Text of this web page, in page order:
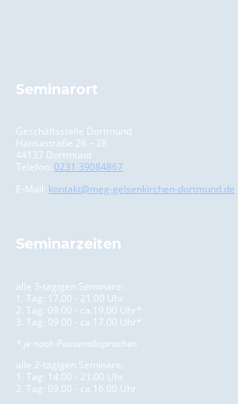
Seminarort
Geschäftsstelle Dortmund
Hansastraße 26 – 28
44137 Dortmund
Telefon: 0231 39084867
E-Mail: kontakt@meg-gelsenkirchen-dortmund.de
Seminarzeiten
alle 3-tägigen Seminare:
1. Tag: 17.00 - 21.00 Uhr
2. Tag: 09.00 - ca.19.00 Uhr*
3. Tag: 09.00 - ca.17.00 Uhr*
* je nach Pausenabsprachen
alle 2-tägigen Seminare:
1. Tag: 14.00 - 21.00 Uhr
2. Tag: 09.00 - ca.16.00 Uhr